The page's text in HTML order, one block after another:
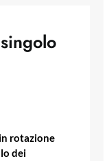
rotazione
dei